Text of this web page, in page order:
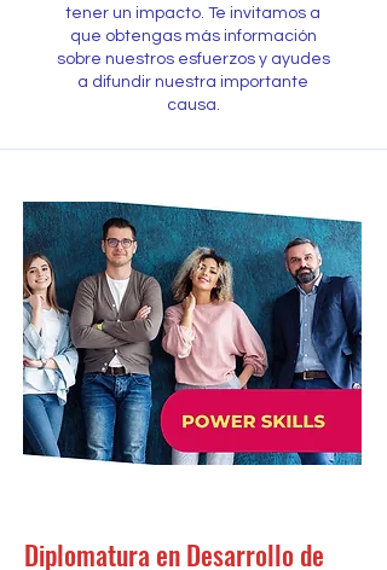
tener un impacto. Te invitamos a
que obtengas más información
sobre nuestros esfuerzos y ayudes
a difundir nuestra importante
causa.
Diplomatura en Desarrollo de